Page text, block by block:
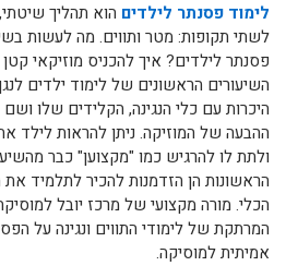
לימוד פסנתר לילדים הוא תהליך
לשתי תקופות: מטר ותווים. מה לעשות
פסנתר לילדים? איך להכניס מוזיקאי
השיעורים הראשונים של לימוד ילדים
היכרות עם כלי הנגינה, הקלידים שלו
ההבעה של המוזיקה. ניתן להראות לילד
ולתת לו להרגיש כמו "מקצוען" כבר
הראשונות הן הזדמנות להכיר לתלמיד
הכלי. מורה מקצועי של מרכז יובל
המרתקת של לימודי התווים ונגינה על
אמיתית למוסיקה.